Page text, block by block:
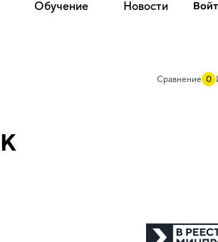
Обучение Новости
Сравнение 0